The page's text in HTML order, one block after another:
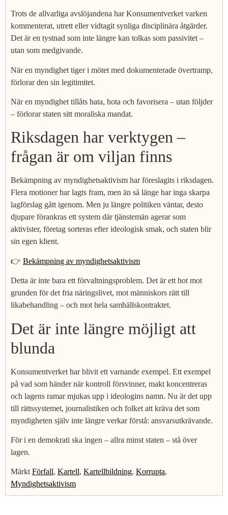
Trots de allvarliga avslöjandena har Konsumentverket varken
kommenterat, utrett eller vidtagit synliga disciplinära åtgärder.
Det är en tystnad som inte längre kan tolkas som passivitet –
utan som medgivande.
När en myndighet tiger i mötet med dokumenterade övertramp,
förlorar den sin legitimitet.
När en myndighet tillåts hata, hota och favorisera – utan följder
– förlorar staten sitt moraliska mandat.
Riksdagen har verktygen –
frågan är om viljan finns
Bekämpning av myndighetsaktivism har föreslagits i riksdagen.
Flera motioner har lagts fram, men än så länge har inga skarpa
lagförslag gått igenom. Men ju längre politiken väntar, desto
djupare förankras ett system där tjänstemän agerar som
aktivister, företag sorteras efter ideologisk smak, och staten blir
sin egen klient.
👉 Bekämpning av myndighetsaktivism
Detta är inte bara ett förvaltningsproblem. Det är ett hot mot
grunden för det fria näringslivet, mot människors rätt till
likabehandling – och mot hela samhällskontraktet.
Det är inte längre möjligt att
blunda
Konsumentverket har blivit ett varnande exempel. Ett exempel
på vad som händer när kontroll försvinner, makt koncentreras
och lagens ramar mjukas upp i ideologins namn. Nu är det upp
till rättssystemet, journalistiken och folket att kräva det som
myndigheten själv inte längre verkar förstå: ansvarsutkrävande.
För i en demokrati ska ingen – allra minst staten – stå över
lagen.
MärktFörfall, Kartell, Kartellbildning, Korrupta,
Myndighetsaktivism